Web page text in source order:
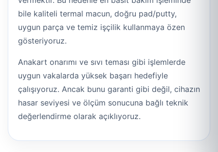
bile kaliteli termal macun, doğru pad/putty,
uygun parça ve temiz işçilik kullanmaya özen
gösteriyoruz.
Anakart onarımı ve sıvı teması gibi işlemlerde
uygun vakalarda yüksek başarı hedefiyle
çalışıyoruz. Ancak bunu garanti gibi değil, cihazın
hasar seviyesi ve ölçüm sonucuna bağlı teknik
değerlendirme olarak açıklıyoruz.